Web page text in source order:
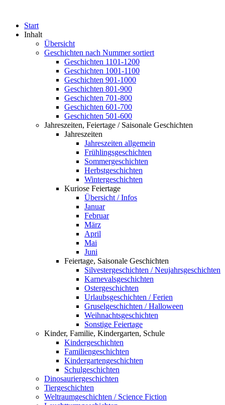
Start
Inhalt
Übersicht
Geschichten nach Nummer sortiert
Geschichten 1101-1200
Geschichten 1001-1100
Geschichten 901-1000
Geschichten 801-900
Geschichten 701-800
Geschichten 601-700
Geschichten 501-600
Jahreszeiten, Feiertage / Saisonale Geschichten
Jahreszeiten
Jahreszeiten allgemein
Frühlingsgeschichten
Sommergeschichten
Herbstgeschichten
Wintergeschichten
Kuriose Feiertage
Übersicht / Infos
Januar
Februar
März
April
Mai
Juni
Feiertage, Saisonale Geschichten
Silvestergeschichten / Neujahrsgeschichten
Karnevalsgeschichten
Ostergeschichten
Urlaubsgeschichten / Ferien
Gruselgeschichten / Halloween
Weihnachtsgeschichten
Sonstige Feiertage
Kinder, Familie, Kindergarten, Schule
Kindergeschichten
Familiengeschichten
Kindergartengeschichten
Schulgeschichten
Dinosauriergeschichten
Tiergeschichten
Weltraumgeschichten / Science Fiction